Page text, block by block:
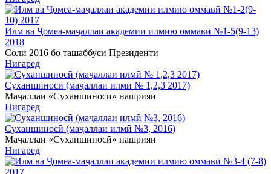
Илм ва Ҷомеа-маҷаллаи академии илмию оммавӣ №1-5(9-13)
2018
Соли 2016 бо ташаббуси Президенти
Нигаред
Суханшиносӣ (маҷаллаи илмӣ № 1,2,3 2017)
Маҷаллаи «Суханшиносӣ» нашрияи
Нигаред
Суханшиносӣ (маҷаллаи илмӣ №3, 2016)
Маҷаллаи «Суханшиносӣ» нашрияи
Нигаред